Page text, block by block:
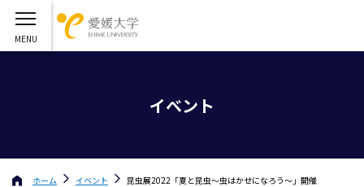
イベント
ホーム イベント 昆虫展2022「夏と昆虫～虫はかせになろう～」開催